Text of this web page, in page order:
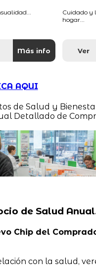
Más info
Cuidado y
hogar...
Ver
AQUI
de Salud y
Detallado de
de Salud
Chip del
con la salud,